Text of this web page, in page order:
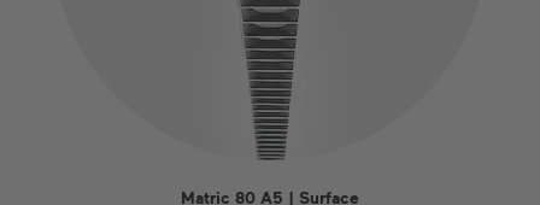
Matric 80 A5 | Surface